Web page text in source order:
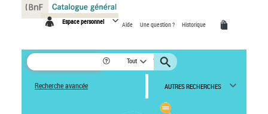
Espace personnel Aide Une question ? Historique
Tout
Recherche avancée AUTRES RECHERCHES
Panneau de gestion des cookies